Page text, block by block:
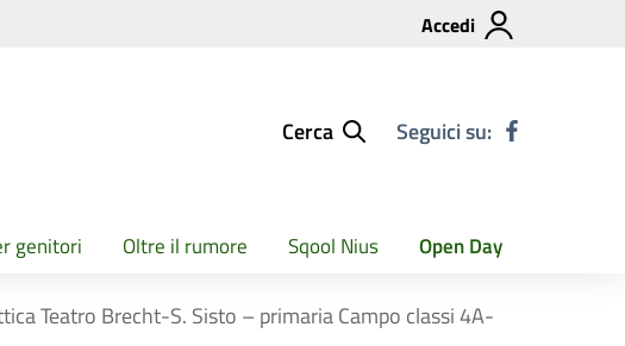
Accedi
Cerca Seguici su:
genitori Oltre il rumore Sqool Nius Open Day
Teatro Brecht-S. Sisto – primaria Campo classi 4A-